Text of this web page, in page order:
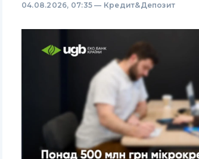
04.08.2026, 07:35 — Кредит&Депозит